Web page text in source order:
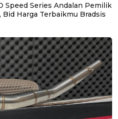
Speed Series Andalan Pemilik
Harga Terbaikmu Bradsis